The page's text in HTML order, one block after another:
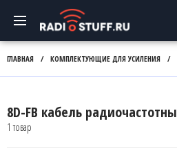
ГЛАВНАЯ / КОМПЛЕКТУЮЩИЕ ДЛЯ УСИЛЕНИЯ /
8D-FB кабель
1 товар